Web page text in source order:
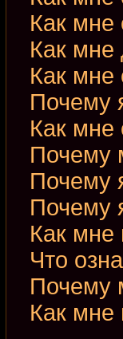
Как мне
Как мне
Как мне
Почему
Как мне
Почему
Почему
Почему
Как мне
Что
Почему
Как мне